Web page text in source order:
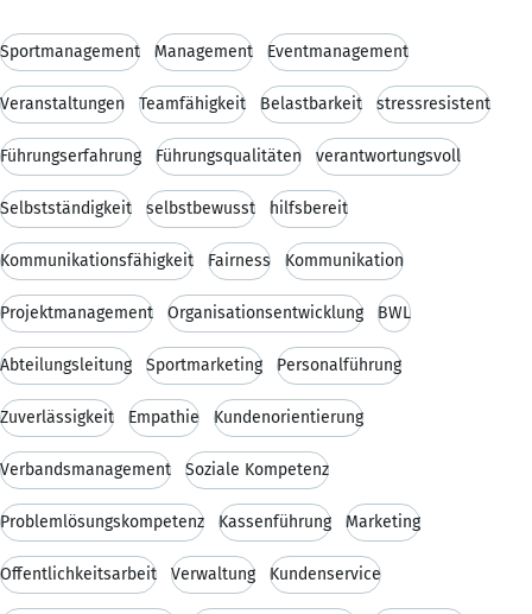
Sportmanagement Management Eventmanagement
Veranstaltungen Teamfähigkeit Belastbarkeit stressresistent
Führungserfahrung Führungsqualitäten verantwortungsvoll
Selbstständigkeit selbstbewusst hilfsbereit
Kommunikationsfähigkeit Fairness Kommunikation
Projektmanagement Organisationsentwicklung BWL
Abteilungsleitung Sportmarketing Personalführung
Zuverlässigkeit Empathie Kundenorientierung
Verbandsmanagement Soziale Kompetenz
Problemlösungskompetenz Kassenführung Marketing
Öffentlichkeitsarbeit Verwaltung Kundenservice